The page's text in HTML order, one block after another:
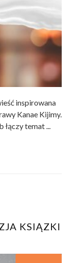
inspirowana
Kanae Kijimy.
temat ...
KSIĄZKI